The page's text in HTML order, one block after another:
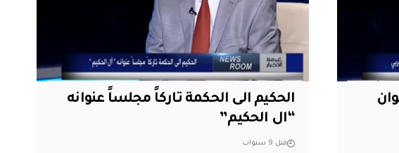
الحكيم الى الحكمة تاركاً مجلساً عنوانه
“ال الحكيم”
قبل 9 سنوات